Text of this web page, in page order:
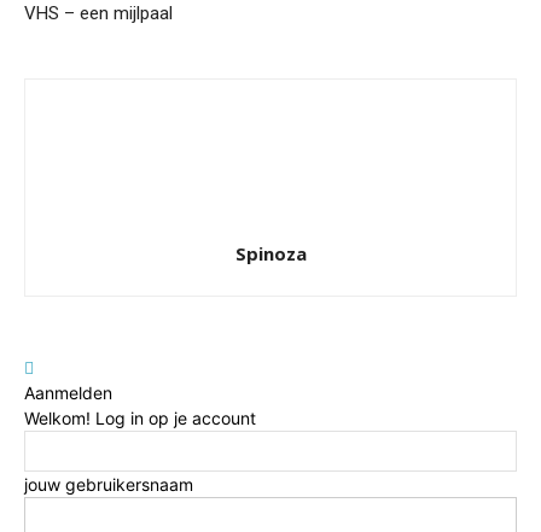
VHS – een mijlpaal
Spinoza
Aanmelden
Welkom! Log in op je account
jouw gebruikersnaam